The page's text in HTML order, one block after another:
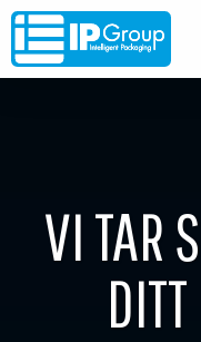
VI TAR